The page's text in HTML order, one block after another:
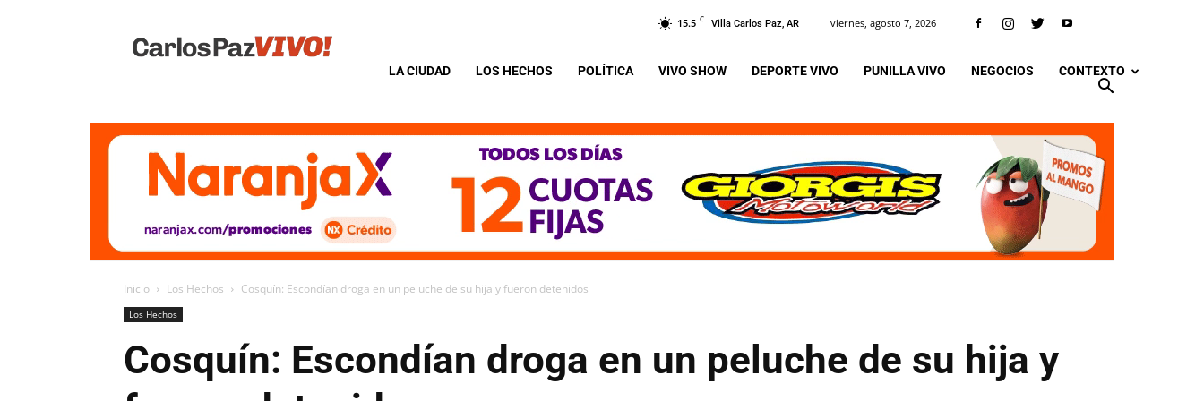
Vivo
15.5 C Villa Carlos Paz, AR viernes, agosto 7, 2026
LA CIUDAD LOS HECHOS POLÍTICA VIVO SHOW DEPORTE VIVO PUNILLA VIVO NEGOCIOS CONTEXTO
Inicio Los Hechos Cosquín: Escondían droga en un peluche de su hija y fueron detenidos
Los Hechos
Cosquín: Escondían droga en un peluche de su hija y